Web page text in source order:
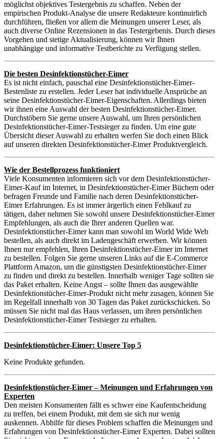
möglichst objektives Testergebnis zu schaffen. Neben der
empirischen Produkt-Analyse die unsere Redakteure kontinuirlich
durchführen, fließen vor allem die Meinungen unserer Leser, als
auch diverse Online Rezensionen in das Testergebenis. Durch dieses
Vorgehen und stetige Aktualisierung, können wir Ihnen
unabhängige und informative Testberichte zu Verfügung stellen.
Die besten Desinfektionstücher-Eimer
Es ist nicht einfach, pauschal eine Desinfektionstücher-Eimer-
Bestenliste zu erstellen. Jeder Leser hat individuelle Ansprüche an
seine Desinfektionstücher-Eimer-Eigenschaften. Allerdings bieten
wir ihnen eine Auswahl der besten Desinfektionstücher-Eimer.
Durchstöbern Sie gerne unsere Auswahl, um Ihren persönlichen
Desinfektionstücher-Eimer-Testsieger zu finden. Um eine gute
Übersicht dieser Auswahl zu erhalten werfen Sie doch einen Blick
auf unseren direkten Desinfektionstücher-Eimer Produktvergleich.
Wie der Bestellprozess funktioniert
Viele Konsumenten informieren sich vor dem Desinfektionstücher-
Eimer-Kauf im Internet, in Desinfektionstücher-Eimer Büchern oder
befragen Freunde und Familie nach deren Desinfektionstücher-
Eimer Erfahrungen. Es ist immer ärgerlich einen Fehlkauf zu
tätigen, daher nehmen Sie sowohl unsere Desinfektionstücher-Eimer
Empfehlungen, als auch die Ihrer anderen Quellen war.
Desinfektionstücher-Eimer kann man sowohl im World Wide Web
bestellen, als auch direkt im Ladengeschäft erwerben. Wir können
Ihnen nur empfehlen, Ihren Desinfektionstücher-Eimer im Internet
zu bestellen. Folgen Sie gerne unseren Links auf die E-Commerce
Plattform Amazon, um die günstigsten Desinfektionstücher-Eimer
zu finden und direkt zu bestellen. Innerhalb weniger Tage sollten sie
das Paket erhalten. Keine Angst – sollte Ihnen das ausgewählte
Desinfektionstücher-Eimer-Produkt nicht mehr zusagen, können Sie
im Regelfall innerhalb von 30 Tagen das Paket zurückschicken. So
müssen Sie nicht mal das Haus verlassen, um ihren persönlichen
Desinfektionstücher-Eimer Testsieger zu erhalten.
Desinfektionstücher-Eimer: Unsere Top 5
Keine Produkte gefunden.
Desinfektionstücher-Eimer – Meinungen und Erfahrungen von
Experten
Den meisten Konsumenten fällt es schwer eine Kaufentscheidung
zu treffen, bei einem Produkt, mit dem sie sich nur wenig
auskennen. Abhilfe für dieses Problem schaffen die Meinungen und
Erfahrungen von Desinfektionstücher-Eimer Experten. Dabei sollten